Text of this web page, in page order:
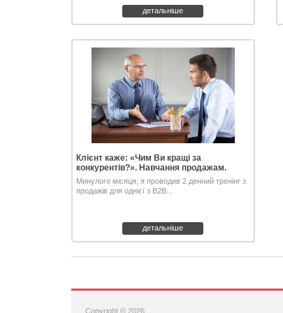
детальніше
Клієнт каже: «Чим Ви кращі за
конкурентів?». Навчання продажам.
Минулого місяця, я проводив 2 денний тренінг з
продажів для однієї з B2B...
детальніше
Copyright © 2026